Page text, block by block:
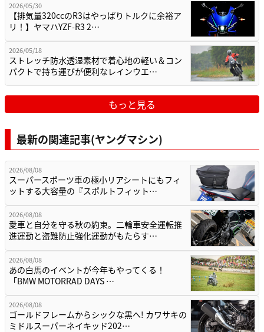
2026/05/30
【排気量320ccのR3はやっぱりトルクに余裕ア
リ！】ヤマハYZF-R3 2…
2026/05/18
ストレッチ防水透湿素材で着心地の軽い＆コン
パクトで持ち運びが便利なレインウエ…
もっと見る
最新の関連記事(ヤングマシン)
2026/08/08
スーパースポーツ車の極小リアシートにもフィ
ットする大容量の『スポルトフィット…
2026/08/08
愛車と自分を守る秋の約束。二輪車安全運転推
進運動と盗難防止強化運動がもたらす…
2026/08/08
あの白馬のイベントが今年もやってくる！
「BMW MOTORRAD DAYS …
2026/08/08
ゴールドフレームからシックな黒へ! カワサキの
ミドルスーパーネイキッド202…